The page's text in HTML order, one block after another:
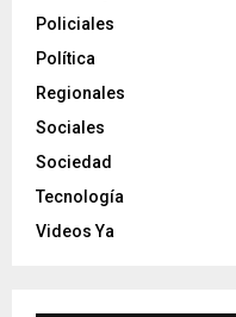
Policiales
Política
Regionales
Sociales
Sociedad
Tecnología
Videos Ya